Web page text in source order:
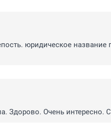
юридическое название
Здорово. Очень интересно.